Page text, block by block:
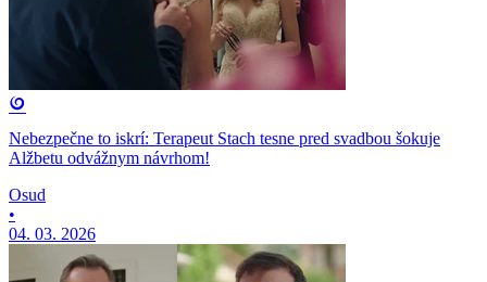
Nebezpečne to iskrí: Terapeut Stach tesne pred svadbou šokuje
Alžbetu odvážnym návrhom!
Osud
•
04. 03. 2026